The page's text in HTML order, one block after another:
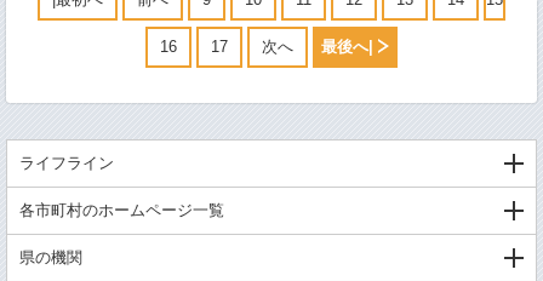
16 17 次へ 最後へ|
ライフライン
各市町村のホームページ一覧
県の機関